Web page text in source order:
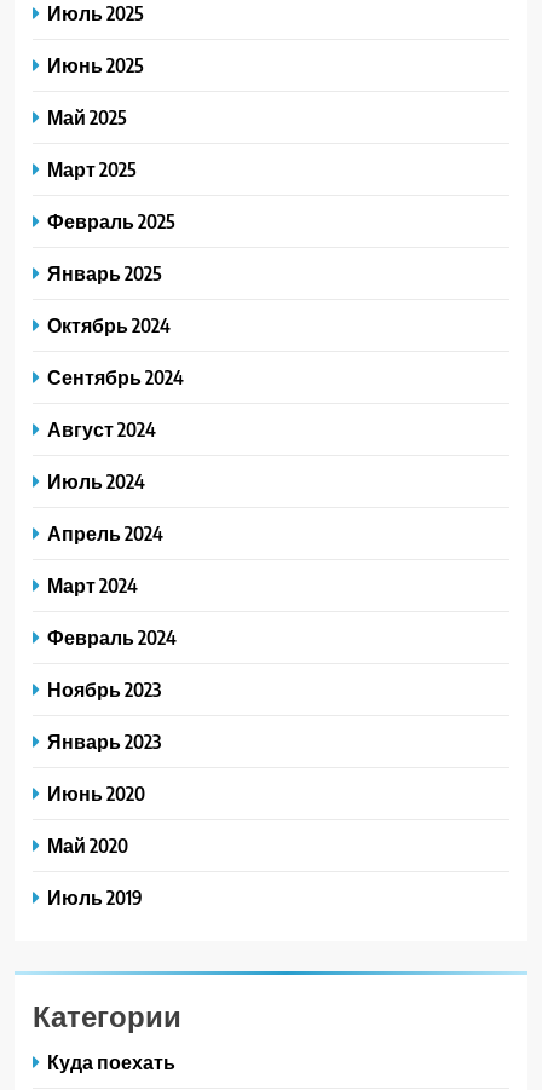
Июль 2025
Июнь 2025
Май 2025
Март 2025
Февраль 2025
Январь 2025
Октябрь 2024
Сентябрь 2024
Август 2024
Июль 2024
Апрель 2024
Март 2024
Февраль 2024
Ноябрь 2023
Январь 2023
Июнь 2020
Май 2020
Июль 2019
Категории
Куда поехать